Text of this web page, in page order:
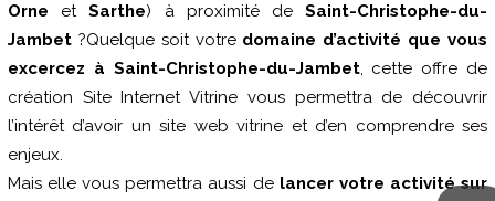
Orne etSarthe) à proximité deSaint-Christophe-du-
Jambet ?Quelque soit votre domaine d’activité que vous
excercez à Saint-Christophe-du-Jambet, cette offre de
création Site Internet Vitrine vous permettra de découvrir
l’intérêt d’avoir un site web vitrine et d’en comprendre ses
enjeux.
Mais elle vous permettra aussi de lancer votre activité sur